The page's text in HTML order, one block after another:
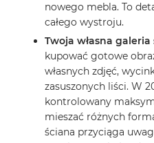
nowego mebla. To
całego wystroju.
Twoja własna galeria
kupować gotowe
własnych zdjęć,
zasuszonych liści. W
kontrolowany
mieszać różnych
ściana przyciąga